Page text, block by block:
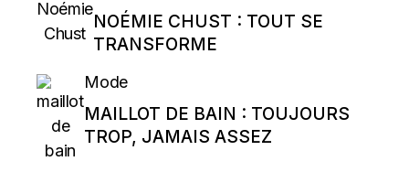
NOÉMIE CHUST : TOUT SE
TRANSFORME
Mode
MAILLOT DE BAIN : TOUJOURS
TROP, JAMAIS ASSEZ